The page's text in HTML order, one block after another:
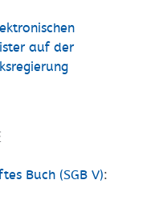
auf der
Buch (SGB V):